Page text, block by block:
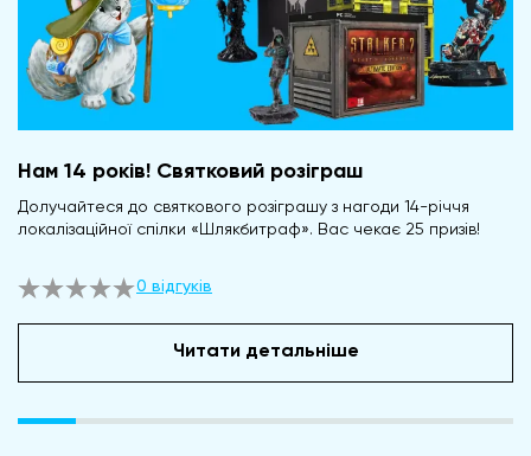
Нам 14 років! Святковий розіграш
Долучайтеся до святкового розіграшу з нагоди 14-річчя
локалізаційної спілки «Шлякбитраф». Вас чекає 25 призів!
0 відгуків
Читати детальніше